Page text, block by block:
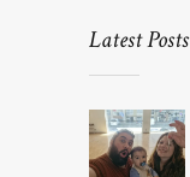
Latest Posts